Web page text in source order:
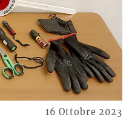
16 Ottobre 2023